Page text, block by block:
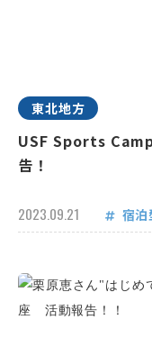
東北地方
USF Sports
告！
2023.09.21 宿泊